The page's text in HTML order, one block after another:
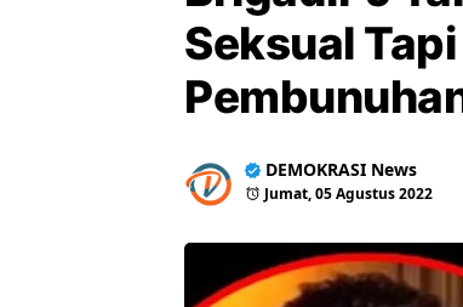
Seksual
DEMOKRASI News
Jumat, 05 Agustus 2022